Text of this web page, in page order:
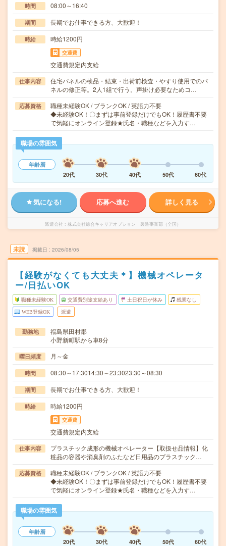
時間 08:00～16:40
期間 長期でお仕事できる方、大歓迎！
時給 時給1200円
交通費
交通費規定内支給
仕事内容
住宅パネルの検品・結束・出荷前検査・やすり使用でのパ
ネルの修正等。2人1組で行う。声掛け必要なためコ…
応募資格
職種未経験OK / ブランクOK / 英語力不要
◆未経験OK！〇まずは事前登録だけでもOK！履歴書不要
で気軽にオンライン登録★氏名・職種などを入力す…
職場の雰囲気
年齢層
20代
30代 40代 50代 60代
気になる! 応募へ進む 詳しく見る
派遣会社 株式会社綜合キャリアオプション 製造事業部（全国）
未読 掲載日 2026/08/05
【経験がなくても大丈夫＊】機械オペレータ
ー/日払いOK
職種未経験OK 交通費別途支給あり 土日祝日が休み 残業なし
WEB登録OK 派遣
勤務地
福島県田村郡
小野新町駅から車8分
曜日頻度 月～金
時間 08:30～17:3014:30～23:3023:30～08:30
期間 長期でお仕事できる方、大歓迎！
時給 時給1200円
交通費
交通費規定内支給
仕事内容
プラスチック成形の機械オペレーター【取扱せ品情報】化
粧品の容器や消臭剤のふたなど日用品のプラスチック…
応募資格
職種未経験OK / ブランクOK / 英語力不要
◆未経験OK！〇まずは事前登録だけでもOK！履歴書不要
で気軽にオンライン登録★氏名・職種などを入力す…
職場の雰囲気
年齢層
20代
30代 40代 50代 60代